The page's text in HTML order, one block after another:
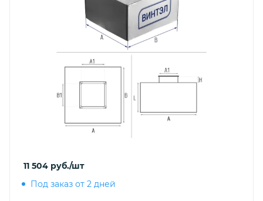
11 504 руб./шт
Под заказ от 2 дней